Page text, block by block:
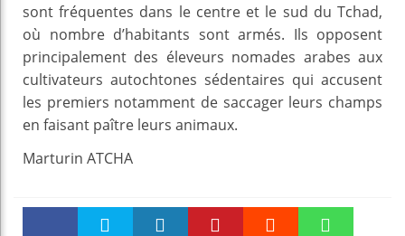
sont fréquentes dans le centre et le sud du Tchad,
où nombre d’habitants sont armés. Ils opposent
principalement des éleveurs nomades arabes aux
cultivateurs autochtones sédentaires qui accusent
les premiers notamment de saccager leurs champs
en faisant paître leurs animaux.
Marturin ATCHA